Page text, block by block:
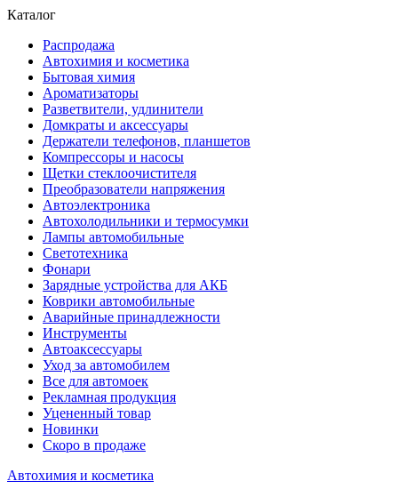
Каталог
Распродажа
Автохимия и косметика
Бытовая химия
Ароматизаторы
Разветвители, удлинители
Домкраты и аксессуары
Держатели телефонов, планшетов
Компрессоры и насосы
Щетки стеклоочистителя
Преобразователи напряжения
Автоэлектроника
Автохолодильники и термосумки
Лампы автомобильные
Светотехника
Фонари
Зарядные устройства для АКБ
Коврики автомобильные
Аварийные принадлежности
Инструменты
Автоаксессуары
Уход за автомобилем
Все для автомоек
Рекламная продукция
Уцененный товар
Новинки
Скоро в продаже
Автохимия и косметика